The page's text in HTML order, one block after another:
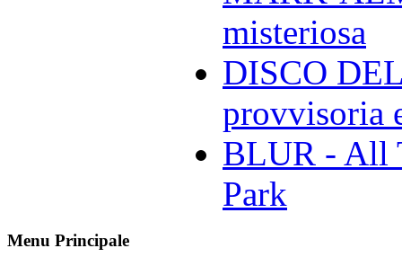
misteriosa
DISCO
provvisoria
BLUR - All
Park
Menu Principale